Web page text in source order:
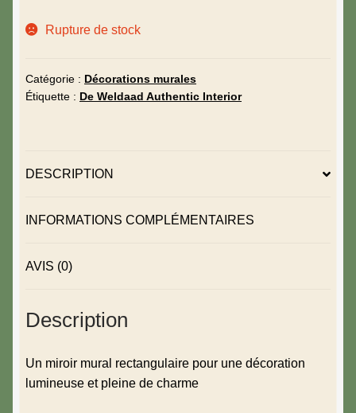
Rupture de stock
Catégorie : Décorations murales
Étiquette : De Weldaad Authentic Interior
DESCRIPTION
INFORMATIONS COMPLÉMENTAIRES
AVIS (0)
Description
Un miroir mural rectangulaire pour une décoration
lumineuse et pleine de charme